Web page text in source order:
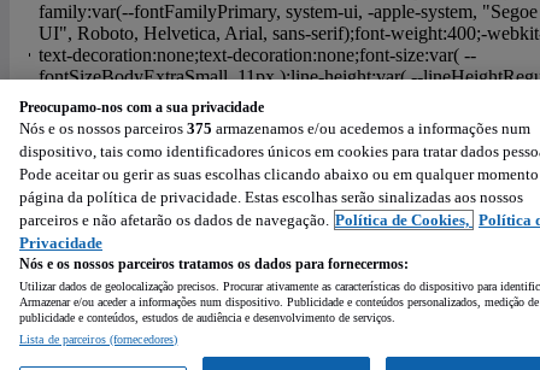
Ajuda Política de Cookies
Configurações de privacidade
Condições de Utilização
Política de Privacidade
Powered by:
Preocupamo-nos com a sua privacidade
Nós e os nossos parceiros 375 armazenamos e/ou acedemos a informações num
dispositivo, tais como identificadores únicos em cookies para tratar dados
Pode aceitar ou gerir as suas escolhas clicando abaixo ou em qualquer
página da política de privacidade. Estas escolhas serão sinalizadas aos nossos
parceiros e não afetarão os dados de navegação. Política de Cookies, Política
Privacidade
Nós e os nossos parceiros tratamos os dados para fornecermos:
Utilizar dados de geolocalização precisos. Procurar ativamente as características do dispositivo para
Armazenar e/ou aceder a informações num dispositivo. Publicidade e conteúdos personalizados, medição de
publicidade e conteúdos, estudos de audiência e desenvolvimento de serviços.
Lista de parceiros (fornecedores)